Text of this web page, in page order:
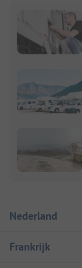
Nederland
Frankrijk